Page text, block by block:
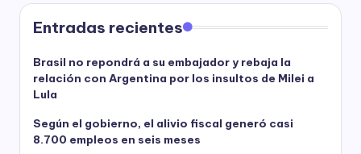
Entradas recientes
Brasil no repondrá a su embajador y rebaja la
relación con Argentina por los insultos de Milei a
Lula
Según el gobierno, el alivio fiscal generó casi
8.700 empleos en seis meses